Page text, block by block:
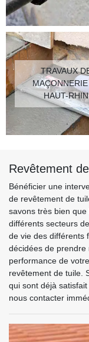
TRAVAUX
HAUT-RHIN
Revêtement
Bénéficier une
de revêtement de
savons très bien
différents secteurs
de vie des différents
décidées de prendre
performance de
revêtement de tuile.
qui sont déjà
nous contacter